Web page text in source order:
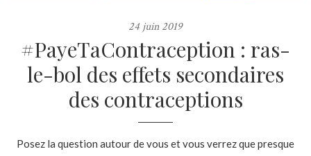
24 juin 2019
#PayeTaContraception : ras-
le-bol des effets secondaires
des contraceptions
Posez la question autour de vous et vous verrez que presque